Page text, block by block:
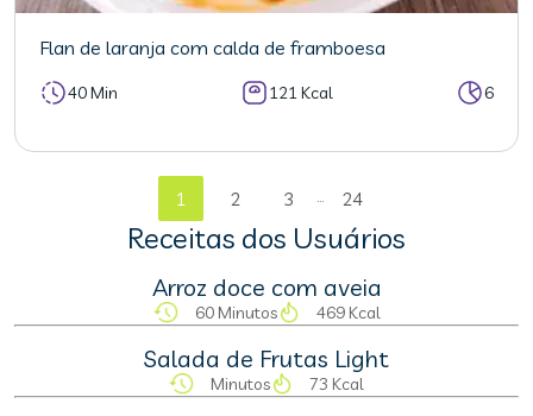
Flan de laranja com calda de framboesa
40 Min 121 Kcal 6
1 2 3 ... 24
Receitas dos Usuários
Arroz doce com aveia
60 Minutos 469 Kcal
Salada de Frutas Light
Minutos 73 Kcal